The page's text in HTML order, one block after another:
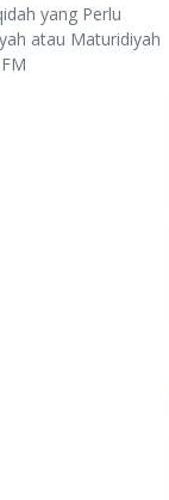
yang Perlu
atau Maturidiyah